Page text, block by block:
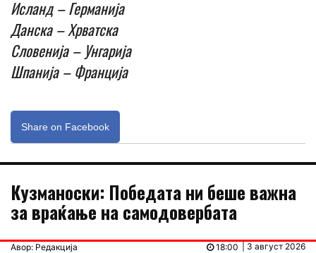
Исланд – Германија
Данска – Хрватска
Словенија – Унгарија
Шпанија – Франција
Share on Facebook
Кузманоски: Победата ни беше важна
за враќање на самодовербата
Авор: Редакција | 3 август 2026
18:00